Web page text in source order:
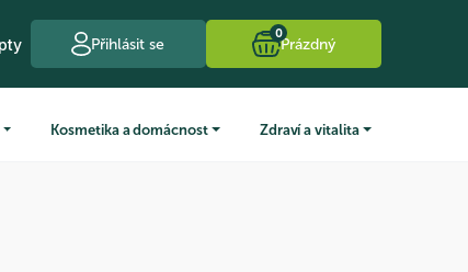
Přihlásit se
0
Prázdný
Kosmetika a domácnost Zdraví a vitalita